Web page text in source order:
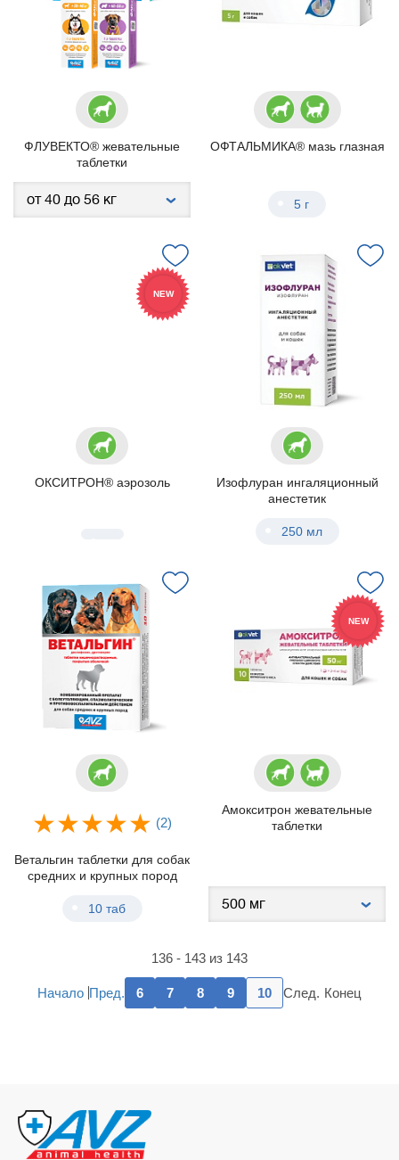
ФЛУВЕКТО® жевательные
таблетки
ОФТАЛЬМИКА® мазь глазная
5 г
NEW
ОКСИТРОН® аэрозоль
Изофлуран ингаляционный
анестетик
250 мл
(2)
Ветальгин таблетки для собак
средних и крупных пород
10 таб
NEW
Амокситрон жевательные
таблетки
136 - 143 из 143
Начало Пред. 6 7 8 9 10 След. Конец